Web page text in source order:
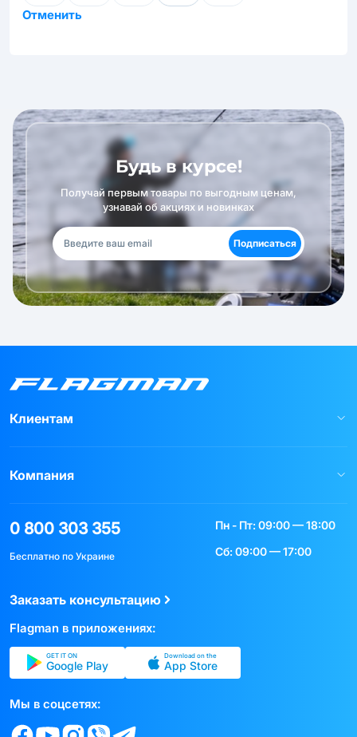
Отменить
Будь в курсе!
Получай первым товары по выгодным ценам,
узнавай об акциях и новинках
Подписаться
Клиентам
Компания
0 800 303 355
Бесплатно по Украине
Пн - Пт: 09:00 — 18:00
Сб: 09:00 — 17:00
Заказать консультацию
Flagman в приложениях:
GET IT ON
Google Play
Download on the
App Store
Мы в соцсетях: